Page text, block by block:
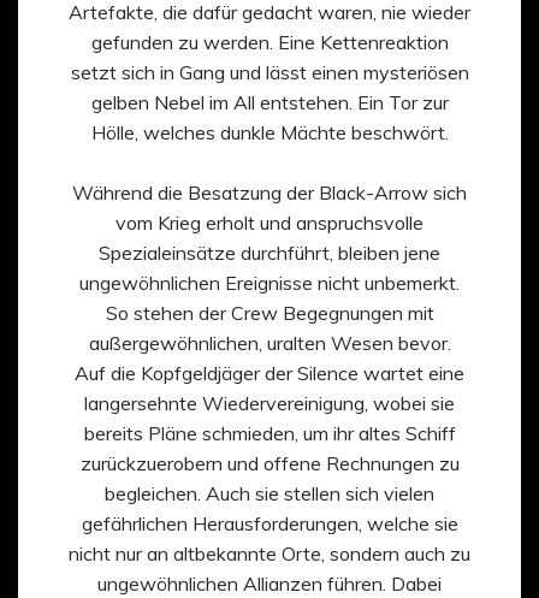
Artefakte, die dafür gedacht waren, nie wieder
gefunden zu werden. Eine Kettenreaktion
setzt sich in Gang und lässt einen mysteriösen
gelben Nebel im All entstehen. Ein Tor zur
Hölle, welches dunkle Mächte beschwört.
Während die Besatzung der Black-Arrow sich
vom Krieg erholt und anspruchsvolle
Spezialeinsätze durchführt, bleiben jene
ungewöhnlichen Ereignisse nicht unbemerkt.
So stehen der Crew Begegnungen mit
außergewöhnlichen, uralten Wesen bevor.
Auf die Kopfgeldjäger der Silence wartet eine
langersehnte Wiedervereinigung, wobei sie
bereits Pläne schmieden, um ihr altes Schiff
zurückzuerobern und offene Rechnungen zu
begleichen. Auch sie stellen sich vielen
gefährlichen Herausforderungen, welche sie
nicht nur an altbekannte Orte, sondern auch zu
ungewöhnlichen Allianzen führen. Dabei